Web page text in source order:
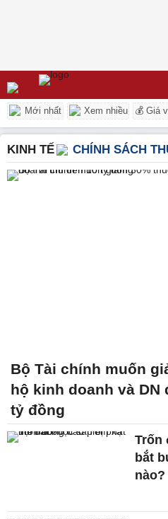
Mới nhất Xem nhiều 💰 Giá
KINH TẾ CHÍNH SÁCH
Bộ Tài chính muốn
hộ kinh doanh và DN
tỷ đồng
Trốn
bắt
nào?